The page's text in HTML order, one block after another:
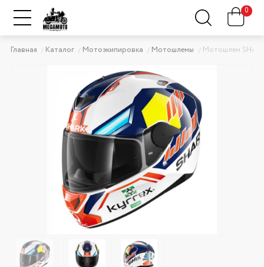
0
Главная Каталог Мотоэкипировка Мотошлемы Мотошлем